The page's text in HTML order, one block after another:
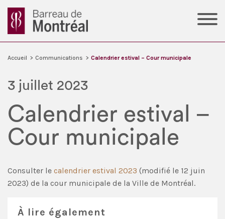
Accueil > Communications > Calendrier estival – Cour municipale
3 juillet 2023
Calendrier estival –
Cour municipale
Consulter le calendrier estival 2023 (modifié le 12 juin
2023) de la cour municipale de la Ville de Montréal.
À lire également